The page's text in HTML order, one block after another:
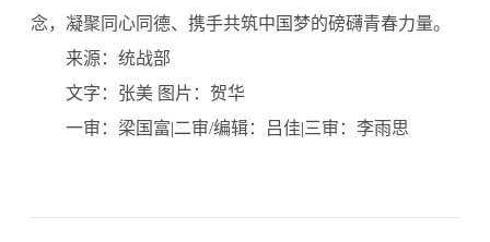
念，凝聚同心同德、携手共筑中国梦的磅礴青春力量。
来源：统战部
文字：张美 图片：贺华
一审：梁国富|二审/编辑：吕佳|三审：李雨思